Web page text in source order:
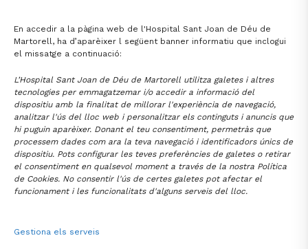
En accedir a la pàgina web de l'Hospital Sant Joan de Déu de
Martorell, ha d’aparèixer l següent banner informatiu que inclogui
el missatge a continuació:
L’Hospital Sant Joan de Déu de Martorell utilitza galetes i altres
tecnologies per emmagatzemar i/o accedir a informació del
dispositiu amb la finalitat de millorar l'experiència de navegació,
analitzar l'ús del lloc web i personalitzar els continguts i anuncis que
hi puguin aparèixer. Donant el teu consentiment, permetràs que
processem dades com ara la teva navegació i identificadors únics de
dispositiu. Pots configurar les teves preferències de galetes o retirar
el consentiment en qualsevol moment a través de la nostra Política
de Cookies. No consentir l'ús de certes galetes pot afectar el
funcionament i les funcionalitats d'alguns serveis del lloc.
Gestiona els serveis
23 JULIOL 2026 ACTUALITAT
FUNDACIÓ HOSPITAL
SANT JOAN DE DÉU DE MARTORELL
Av. Mancomunitats Comarcals 1-3
Martorell (08760)
santjoandedeu@hmartorell.cat